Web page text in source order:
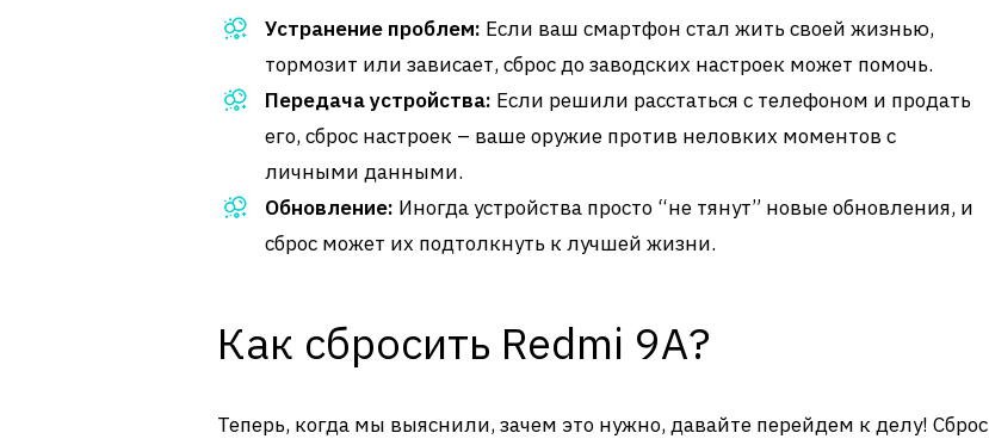
Устранение проблем: Если ваш смартфон стал жить своей жизнью,
тормозит или зависает, сброс до заводских настроек может помочь.
Передача устройства: Если решили расстаться с телефоном и продать
его, сброс настроек – ваше оружие против неловких моментов с
личными данными.
Обновление: Иногда устройства просто “не тянут” новые обновления, и
сброс может их подтолкнуть к лучшей жизни.
Как сбросить Redmi 9A?
Теперь, когда мы выяснили, зачем это нужно, давайте перейдем к делу! Сброс